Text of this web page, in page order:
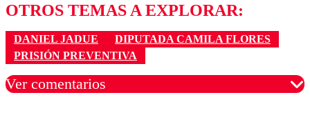
OTROS TEMAS A EXPLORAR:
DANIEL JADUE
DIPUTADA CAMILA FLORES
PRISIÓN PREVENTIVA
Ver comentarios